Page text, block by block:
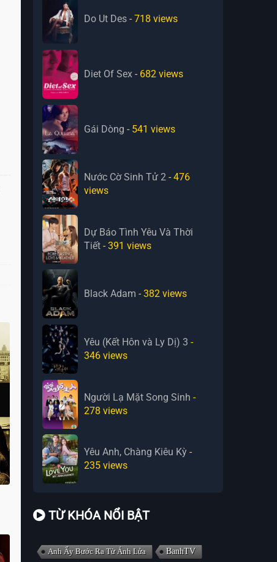
Do Ut Des - 718 views
Diet Of Sex - 682 views
Gái Dòng - 541 views
Nước Cờ Sinh Tử 2 - 476
views
Dự Báo Tình Yêu Và Thời
Tiết - 391 views
Black Adam - 382 views
Yêu (Kết Hôn và Ly Dị) 3 -
346 views
Người Lạ Mặt Song Sinh -
278 views
Yêu Anh, Chàng Kiêu Kỳ -
235 views
TỪ KHÓA NỔI BẬT
Anh Ấy Bước Ra Từ Ánh Lửa
BanhTV